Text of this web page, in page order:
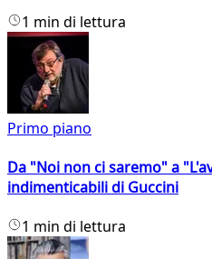
1 min di lettura
Primo piano
Da "Noi non ci saremo" a
indimenticabili di Guccini
1 min di lettura